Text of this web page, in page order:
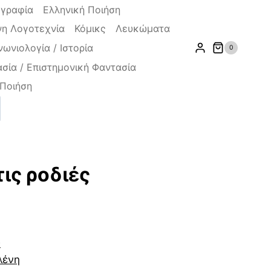
Ελληνική Ποιήση
Λογοτεχνία Κόμικς
Λευκώματα
/ Ιστορία
/ Επιστημονική Φαντασία
0
ρoδιές